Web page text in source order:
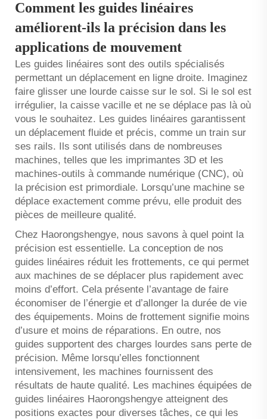
Comment les guides linéaires
améliorent-ils la précision dans les
applications de mouvement
Les guides linéaires sont des outils spécialisés
permettant un déplacement en ligne droite. Imaginez
faire glisser une lourde caisse sur le sol. Si le sol est
irrégulier, la caisse vacille et ne se déplace pas là où
vous le souhaitez. Les guides linéaires garantissent
un déplacement fluide et précis, comme un train sur
ses rails. Ils sont utilisés dans de nombreuses
machines, telles que les imprimantes 3D et les
machines-outils à commande numérique (CNC), où
la précision est primordiale. Lorsqu’une machine se
déplace exactement comme prévu, elle produit des
pièces de meilleure qualité.
Chez Haorongshengye, nous savons à quel point la
précision est essentielle. La conception de nos
guides linéaires réduit les frottements, ce qui permet
aux machines de se déplacer plus rapidement avec
moins d’effort. Cela présente l’avantage de faire
économiser de l’énergie et d’allonger la durée de vie
des équipements. Moins de frottement signifie moins
d’usure et moins de réparations. En outre, nos
guides supportent des charges lourdes sans perte de
précision. Même lorsqu’elles fonctionnent
intensivement, les machines fournissent des
résultats de haute qualité. Les machines équipées de
guides linéaires Haorongshengye atteignent des
positions exactes pour diverses tâches, ce qui les